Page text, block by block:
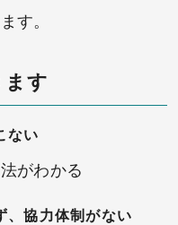
す。
す
ない
がわかる
、協力体制がない